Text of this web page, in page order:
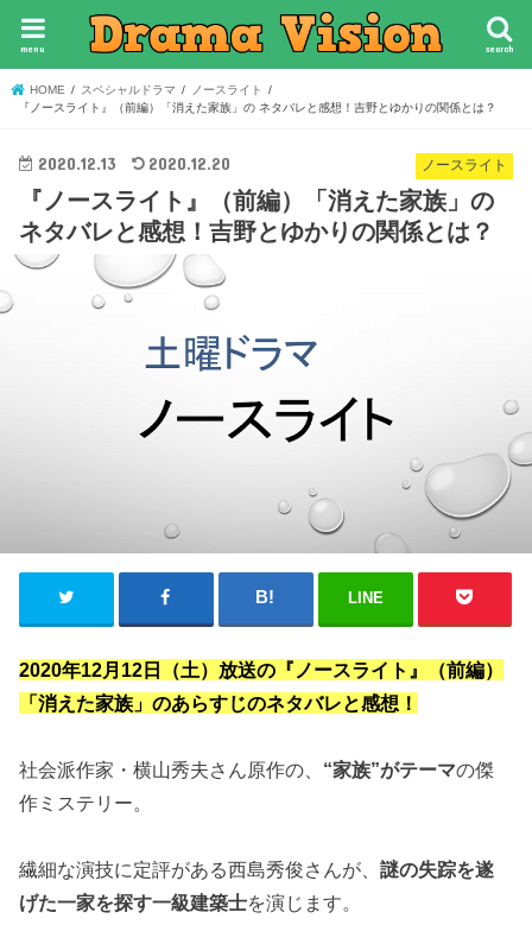
search
menu
HOME スペシャルドラマ
ノースライト
『ノースライト』（前編）「消えた家族」の ネタバレと感想！吉野とゆかりの関係とは？
ノースライト
2020.12.13 2020.12.20
『ノースライト』（前編）「消えた家族」の
ネタバレと感想！吉野とゆかりの関係とは？
LINE
2020年12月12日（土）放送の『ノースライト』（前編）
「消えた家族」のあらすじのネタバレと感想！
社会派作家・横山秀夫さん原作の、 “家族”がテーマの傑
作ミステリー。
繊細な演技に定評がある西島秀俊さんが、謎の失踪を遂
げた一家を探す一級建築士を演じます。